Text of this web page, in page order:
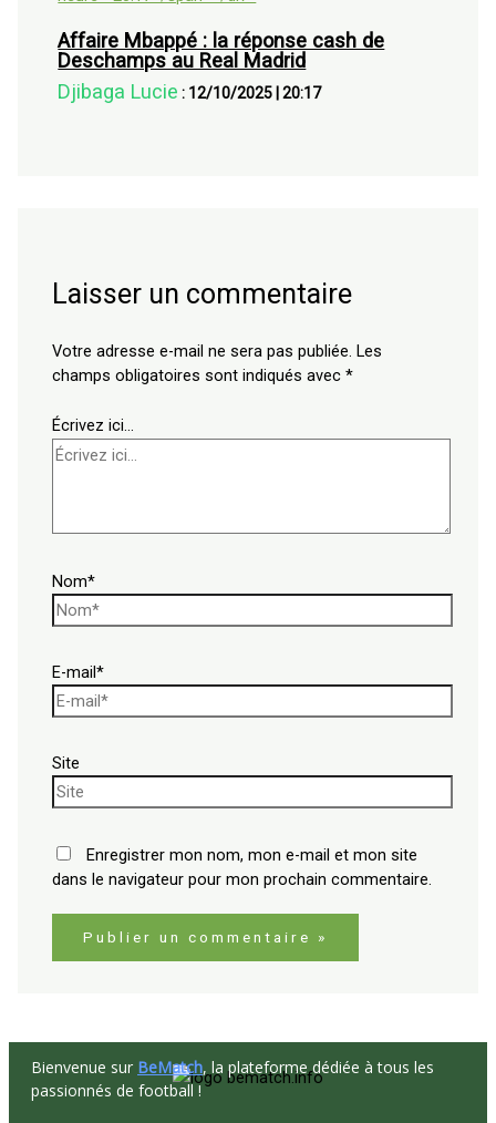
Affaire Mbappé : la réponse cash de
Deschamps au Real Madrid
Djibaga Lucie : 12/10/2025 |20:17
Laisser un commentaire
Votre adresse e-mail ne sera pas publiée. Les
champs obligatoires sont indiqués avec*
Écrivez ici…
Nom*
E-mail*
Site
Enregistrer mon nom, mon e-mail et mon site
dans le navigateur pour mon prochain commentaire.
Bienvenue sur BeMatch, la plateforme dédiée à tous les
passionnés de football !